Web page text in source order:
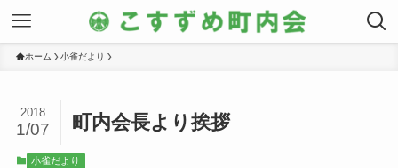
ホーム 小雀だより
町内会長より挨拶
2018
1/07
小雀だより